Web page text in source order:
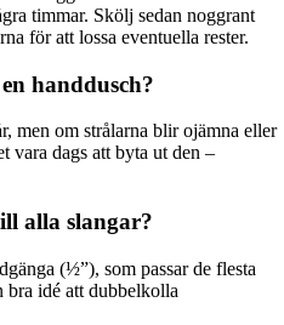
timmar. Skölj sedan noggrant
för att lossa eventuella rester.
handdusch?
men om strålarna blir ojämna eller
vara dags att byta ut den –
alla slangar?
(½”), som passar de flesta
bra idé att dubbelkolla